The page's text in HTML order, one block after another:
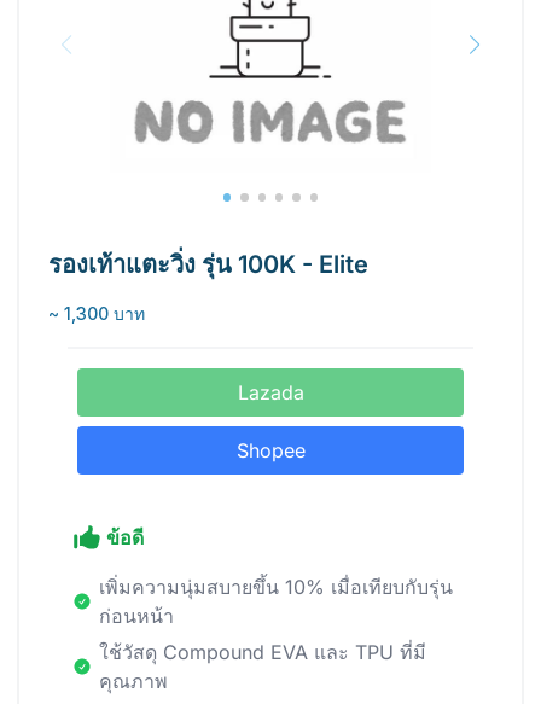
รองเท้าแตะวิ่ง รุ่น 100K - Elite
~ 1,300 บาท
Lazada
Shopee
ข้อดี
เพิ่มความนุ่มสบายขึ้น 10% เมื่อเทียบกับรุ่น
ก่อนหน้า
ใช้วัสดุ Compound EVA และ TPU ที่มี
คุณภาพ